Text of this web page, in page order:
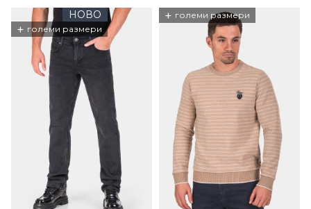
НОВО
+ големи размери
+ големи размери